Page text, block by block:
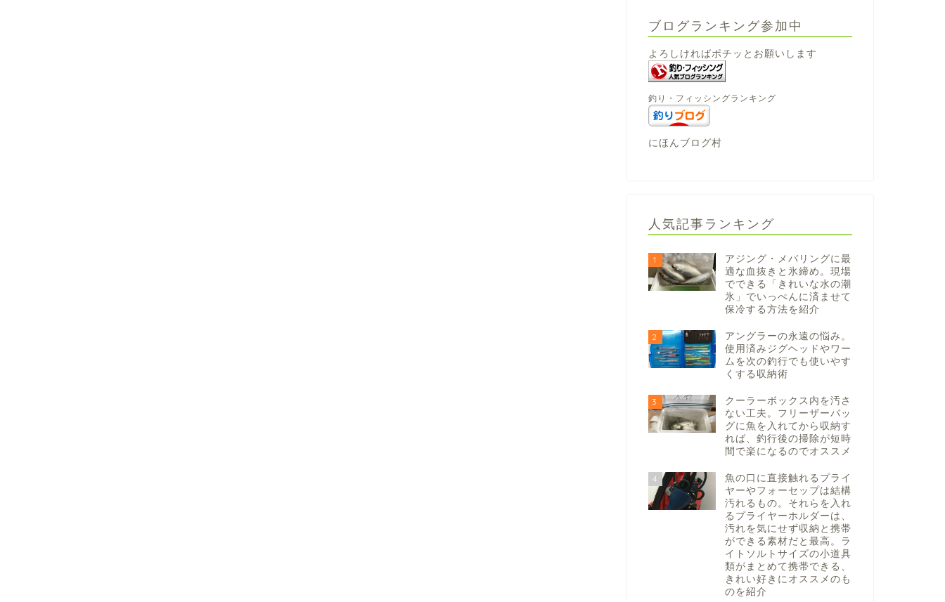
ブログランキング参加中
よろしければポチッとお願いします
釣り・フィッシングランキング
にほんブログ村
人気記事ランキング
1
アジング・メバリングに最
適な血抜きと氷締め。現場
でできる「きれいな水の潮
氷」でいっぺんに済ませて
保冷する方法を紹介
2
アングラーの永遠の悩み。
使用済みジグヘッドやワー
ムを次の釣行でも使いやす
くする収納術
3
クーラーボックス内を汚さ
ない工夫。フリーザーバッ
グに魚を入れてから収納す
れば、釣行後の掃除が短時
間で楽になるのでオススメ
4
魚の口に直接触れるプライ
ヤーやフォーセップは結構
汚れるもの。それらを入れ
るプライヤーホルダーは、
汚れを気にせず収納と携帯
ができる素材だと最高。ラ
イトソルトサイズの小道具
類がまとめて携帯できる、
きれい好きにオススメのも
のを紹介